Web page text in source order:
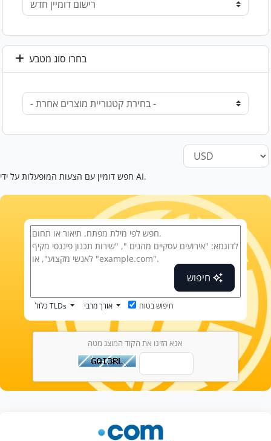
בחרו סוג מטבע
חפש דומיין עם הצעות המופעלות על ידי AI.
כלול TLDs אורך מרבי חיפוש בטוח
אנא הזינו את הקוד המוצג מטה